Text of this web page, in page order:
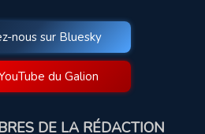
nous sur Bluesky
du Galion
DE LA RÉDACTION